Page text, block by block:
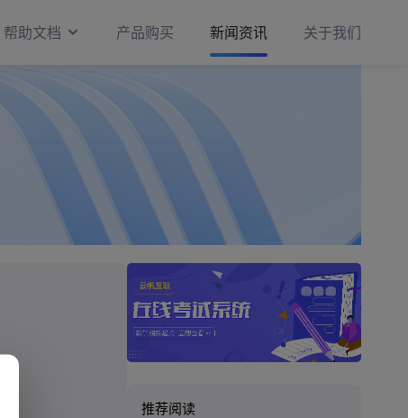
帮助文档 产品购买 新闻资讯 关于我们
推荐阅读